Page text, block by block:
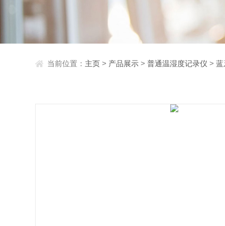
当前位置： 主页 > 产品展示 > 普通温湿度记录仪 > 蓝